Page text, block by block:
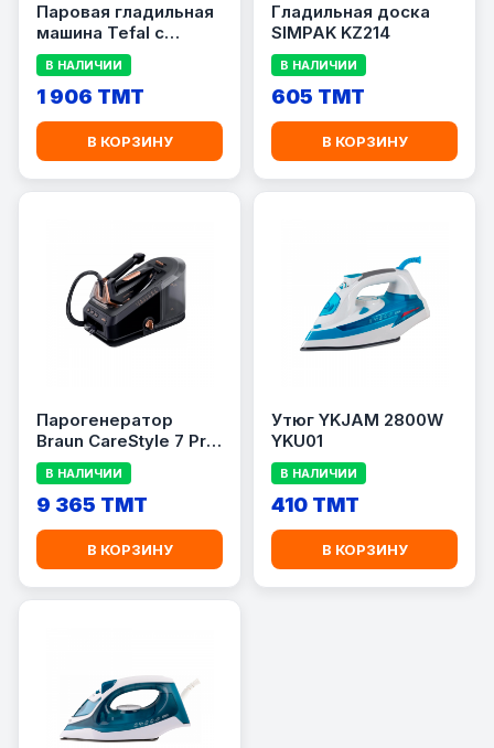
Паровая гладильная
машина Tefal с
подставкой:
IT3470M0
В НАЛИЧИИ
1 906 TMT
В КОРЗИНУ
Гладильная доска
SIMPAK KZ214
В НАЛИЧИИ
605 TMT
В КОРЗИНУ
Парогенератор
Braun CareStyle 7 Pro
IS7286BK
В НАЛИЧИИ
9 365 TMT
В КОРЗИНУ
Утюг YKJAM 2800W
YKU01
В НАЛИЧИИ
410 TMT
В КОРЗИНУ